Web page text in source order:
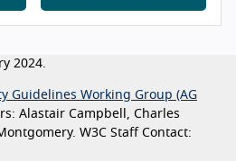
2024.
Guidelines Working Group (AG
Alastair Campbell, Charles
W3C Staff Contact: